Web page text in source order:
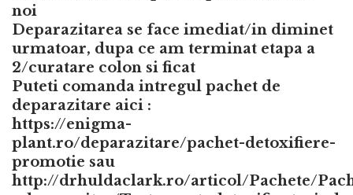
noi
Deparazitarea se face imediat/in diminet
urmatoar, dupa ce am terminat etapa a
2/curatare colon si ficat
Puteti comanda intregul pachet de
deparazitare aici :
https://enigma-
plant.ro/deparazitare/pachet-detoxifiere-
promotie sau
http://drhuldaclark.ro/articol/Pachete/